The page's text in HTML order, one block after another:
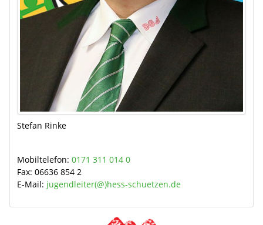
Stefan Rinke
Mobiltelefon: 0171 311 014 0
Fax: 06636 854 2
E-Mail: jugendleiter(@)hess-schuetzen.de